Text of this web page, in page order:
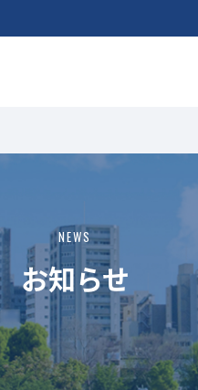
NEWS
お知らせ